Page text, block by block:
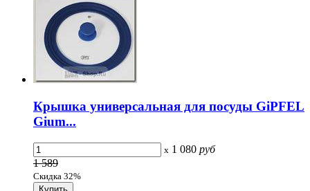
Крышка универсальная для посуды GiPFEL
Gium...
x 1 080 руб
1 589
Скидка 32%